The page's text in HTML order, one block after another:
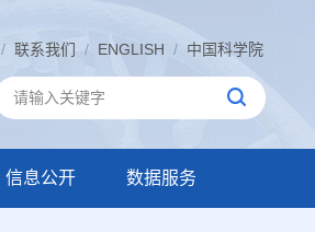
/ 联系我们 / ENGLISH / 中国科学院
信息公开 数据服务